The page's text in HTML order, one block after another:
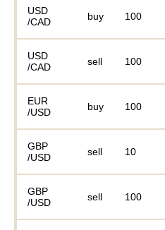
USD
/CAD
buy 100
USD
/CAD
sell 100
EUR
/USD
buy 100
GBP
/USD
sell 10
GBP
/USD
sell 100